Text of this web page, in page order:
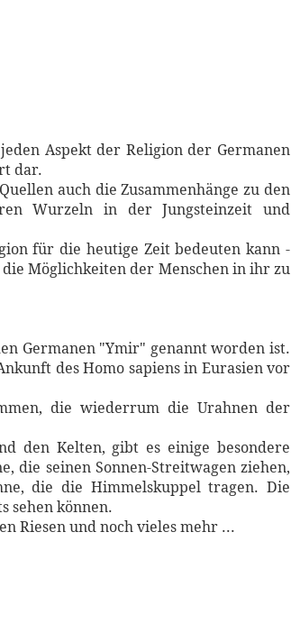
Aspekt der Religion der Germanen
dar.
auch die Zusammenhänge zu den
Wurzeln in der Jungsteinzeit und
für die heutige Zeit bedeuten kann -
Möglichkeiten der Menschen in ihr zu
Germanen "Ymir" genannt worden ist.
des Homo sapiens in Eurasien vor
die wiederrum die Urahnen der
den Kelten, gibt es einige besondere
die seinen Sonnen-Streitwagen ziehen,
die die Himmelskuppel tragen. Die
sehen können.
Riesen und noch vieles mehr ...